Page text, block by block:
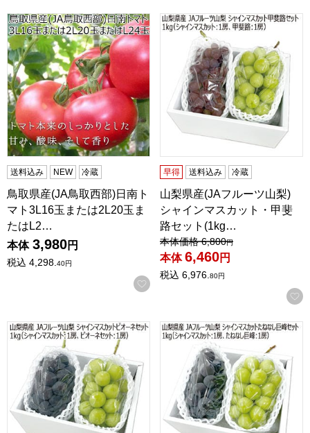
鳥取県産(JA鳥取西部)日南トマト3L16玉または2L20玉また
送料込み NEW 冷蔵
鳥取県産(JA鳥取西部)日南ト
マト3L16玉または2L20玉ま
たはL2…
本体 3,980円
税込 4,298.40円
お気に入りに登録する
山梨県産(JAフルーツ山梨)
早得 送料込み 冷蔵
山梨県産(JAフルーツ山梨)
シャインマスカット・甲斐
路セット(1kg…
値引き前の価格：
本体価格 6,800円
本体 6,460円
税込 6,976.80円
山梨県産(JAフルーツ山梨) シャインマスカット・ピオーネ
山梨県産(JAフルーツ山梨)